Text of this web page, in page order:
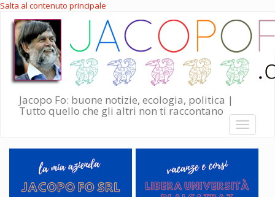
Salta al contenuto principale
Jacopo Fo: buone notizie, ecologia, politica |
Tutto quello che gli altri non ti raccontano
Toggle